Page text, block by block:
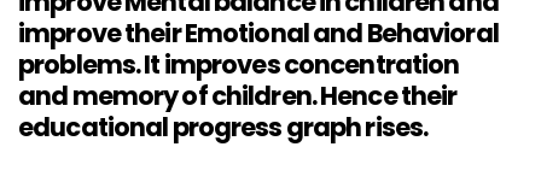
improve their Emotional and Behavioral
problems. It improves concentration
and memory of children. Hence their
educational progress graph rises.